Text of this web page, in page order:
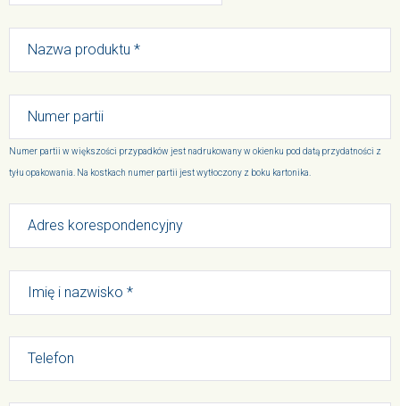
Numer partii w większości przypadków jest nadrukowany w okienku pod datą przydatności z
tyłu opakowania. Na kostkach numer partii jest wytłoczony z boku kartonika.